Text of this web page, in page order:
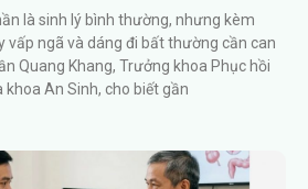
là sinh lý bình thường, nhưng kèm
vấp ngã và dáng đi bất thường cần can
Quang Khang, Trưởng khoa Phục hồi
An Sinh, cho biết gần